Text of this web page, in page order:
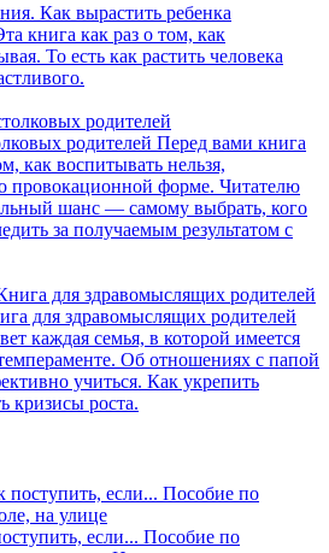
Как вырастить ребенка
книга как раз о том, как
То есть как растить человека
родителей Перед вами книга
как воспитывать нельзя,
провокационной форме. Читателю
шанс — самому выбрать, кого
за получаемым результатом с
для здравомыслящих родителей
каждая семья, в которой имеется
Об отношениях с папой
учиться. Как укрепить
кризисы роста.
если... Пособие по